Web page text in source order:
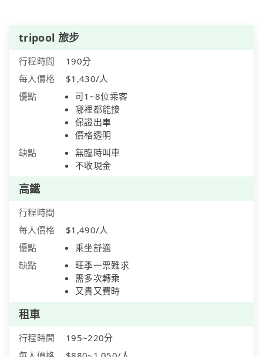
tripool 旅步
行程時間
190分
每人價格
$1,430/人
優點
可1~8位乘客
哪裡都能接
保證出車
價格透明
缺點
無臨時叫車
不收現金
高鐵
行程時間
每人價格
$1,490/人
優點
乘坐舒適
缺點
旺季一票難求
需多次轉乘
又貴又費時
租車
行程時間
195~220分